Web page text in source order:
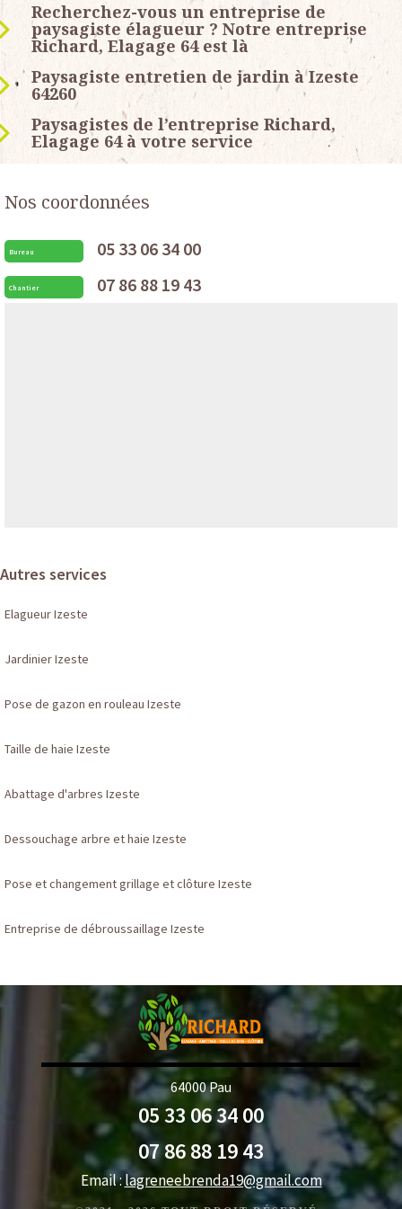
Recherchez-vous un entreprise de
paysagiste élagueur ? Notre entreprise
Richard, Elagage 64 est là
Paysagiste entretien de jardin à Izeste
64260
Paysagistes de l’entreprise Richard,
Elagage 64 à votre service
Nos coordonnées
Bureau 05 33 06 34 00
Chantier 07 86 88 19 43
Autres services
Elagueur Izeste
Jardinier Izeste
Pose de gazon en rouleau Izeste
Taille de haie Izeste
Abattage d'arbres Izeste
Dessouchage arbre et haie Izeste
Pose et changement grillage et clôture Izeste
Entreprise de débroussaillage Izeste
64000 Pau
05 33 06 34 00
07 86 88 19 43
Email :lagreneebrenda19@gmail.com